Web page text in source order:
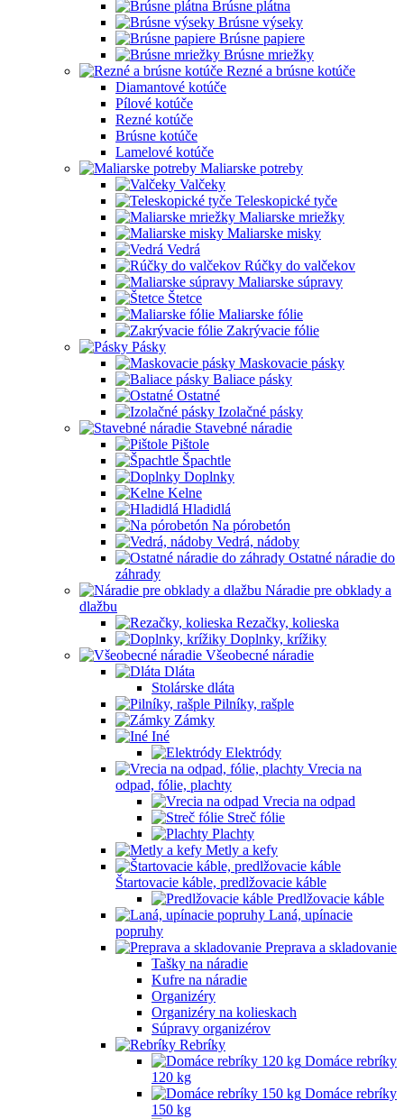
Brúsne plátna
Brúsne výseky
Brúsne papiere
Brúsne mriežky
Rezné a brúsne kotúče
Diamantové kotúče
Pílové kotúče
Rezné kotúče
Brúsne kotúče
Lamelové kotúče
Maliarske potreby
Valčeky
Teleskopické tyče
Maliarske mriežky
Maliarske misky
Vedrá
Rúčky do valčekov
Maliarske súpravy
Štetce
Maliarske fólie
Zakrývacie fólie
Pásky
Maskovacie pásky
Baliace pásky
Ostatné
Izolačné pásky
Stavebné náradie
Pištole
Špachtle
Doplnky
Kelne
Hladidlá
Na pórobetón
Vedrá, nádoby
Ostatné náradie do
záhrady
Náradie pre obklady a
dlažbu
Rezačky, kolieska
Doplnky, krížiky
Všeobecné náradie
Dláta
Stolárske dláta
Pilníky, rašple
Zámky
Iné
Elektródy
Vrecia na
odpad, fólie, plachty
Vrecia na odpad
Streč fólie
Plachty
Metly a kefy
Štartovacie káble, predlžovacie káble
Predlžovacie káble
Laná, upínacie
popruhy
Preprava a skladovanie
Tašky na náradie
Kufre na náradie
Organizéry
Organizéry na kolieskach
Súpravy organizérov
Rebríky
Domáce rebríky
120 kg
Domáce rebríky
150 kg